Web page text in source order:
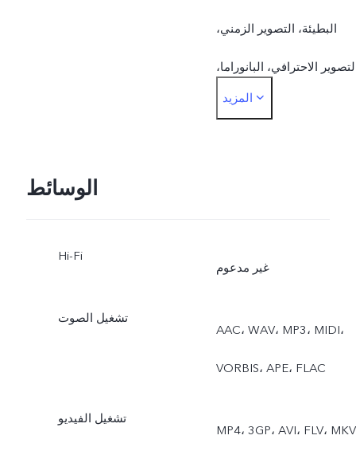
البطيئة، التصوير الزمني،
الاحترافي، البانوراما،
المستندات
المزيد
الوسائط
Hi-Fi
غير مدعوم
تشغيل الصوت
AAC، ‏WAV، ‏MP3، ‏MIDI،
‏VORBIS، ‏APE، ‏FLAC
تشغيل الفيديو
MP4، ‏3GP، ‏AVI، ‏FLV، ‏MKV،